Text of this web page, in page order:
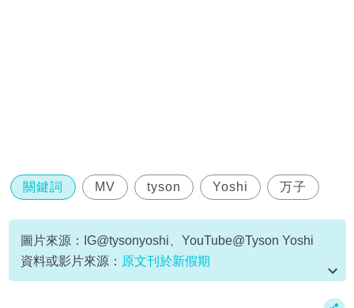
關鍵詞 MV tyson Yoshi 万子
圖片來源：IG@tysonyoshi、YouTube@Tyson Yoshi
資料或影片來源： 原文刊於新假期